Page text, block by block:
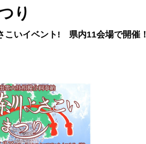
り
こいイベント! 県内11会場で開催！